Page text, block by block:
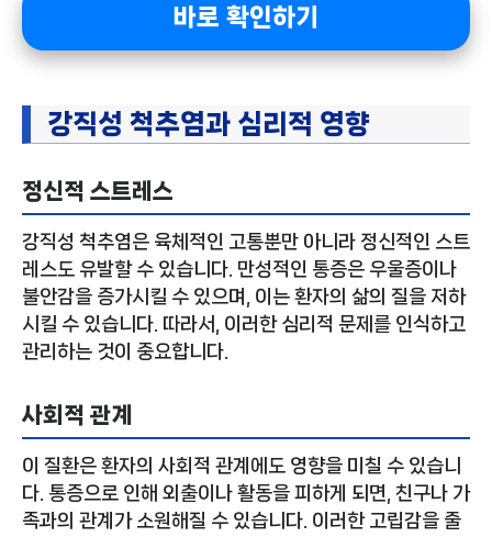
바로 확인하기
강직성 척추염과 심리적 영향
정신적 스트레스
강직성 척추염은 육체적인 고통뿐만 아니라 정신적인 스트
레스도 유발할 수 있습니다. 만성적인 통증은 우울증이나
불안감을 증가시킬 수 있으며, 이는 환자의 삶의 질을 저하
시킬 수 있습니다. 따라서, 이러한 심리적 문제를 인식하고
관리하는 것이 중요합니다.
사회적 관계
이 질환은 환자의 사회적 관계에도 영향을 미칠 수 있습니
다. 통증으로 인해 외출이나 활동을 피하게 되면, 친구나 가
족과의 관계가 소원해질 수 있습니다. 이러한 고립감을 줄